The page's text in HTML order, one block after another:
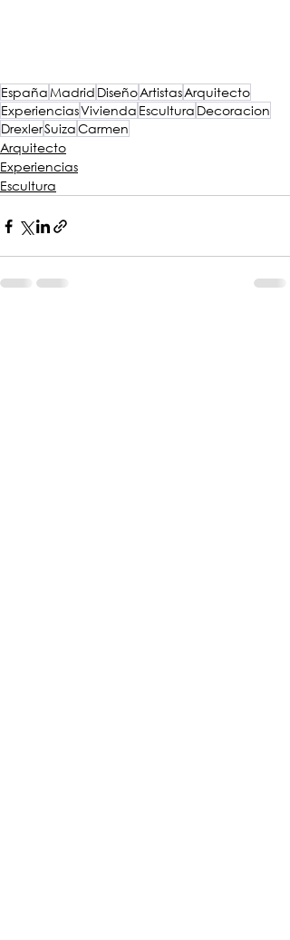
EspañaMadrid DiseñoArtistasArquitecto
ExperienciasVivienda Escultura Decoracion
DrexlerSuizaCarmen
Arquitecto
Experiencias
Escultura